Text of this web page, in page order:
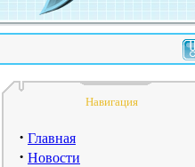
Навигация
· Главная
· Новости